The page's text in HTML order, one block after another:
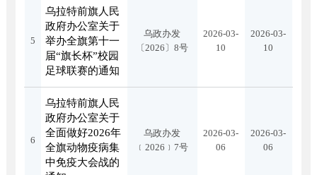
5
乌拉特前旗人民
政府办公室关于
举办全旗第十一
届“旗长杯”校园
足球联赛的通知
乌政办发
〔2026〕8号
2026-03-
10
2026-03-
10
6
乌拉特前旗人民
政府办公室关于
全面做好2026年
全旗动物疫病集
中免疫大会战的
乌政办发
﹝2026﹞7号
2026-03-
06
2026-03-
06